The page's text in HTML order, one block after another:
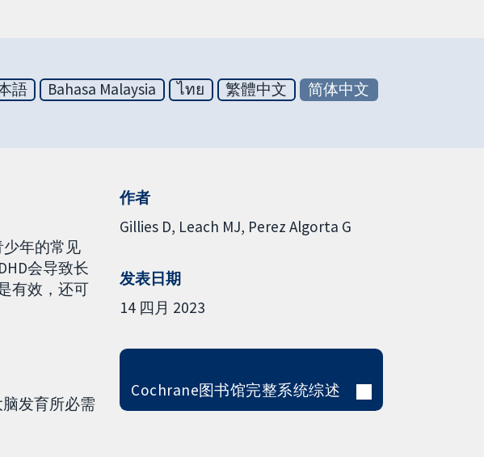
語 Bahasa Malaysia ไทย 繁體中文
简体中文
年的常见
会导致长
有效，还可
发育所必需
作者
Gillies D Leach MJ Perez Algorta G
发表日期
14 四月 2023
Cochrane图书馆完整系统综述